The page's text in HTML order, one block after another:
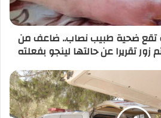
تقع ضحية طبيب نصاب.. ضاعف من
زور تقريرا عن حالتها لينجو بفعلته